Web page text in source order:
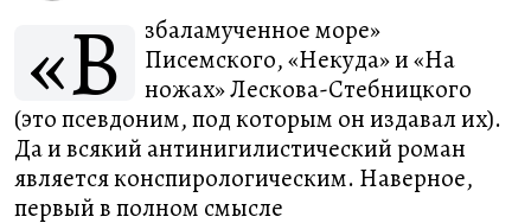
«В
збаламученное море»
Писемского, «Некуда» и «На
ножах» Лескова-Стебницкого
(это псевдоним, под которым он издавал их).
Да и всякий антинигилистический роман
является конспирологическим. Наверное,
первый в полном смысле